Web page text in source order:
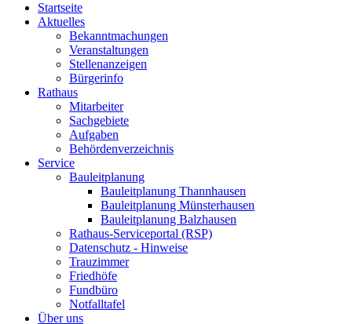
Startseite
Aktuelles
Bekanntmachungen
Veranstaltungen
Stellenanzeigen
Bürgerinfo
Rathaus
Mitarbeiter
Sachgebiete
Aufgaben
Behördenverzeichnis
Service
Bauleitplanung
Bauleitplanung Thannhausen
Bauleitplanung Münsterhausen
Bauleitplanung Balzhausen
Rathaus-Serviceportal (RSP)
Datenschutz - Hinweise
Trauzimmer
Friedhöfe
Fundbüro
Notfalltafel
Über uns